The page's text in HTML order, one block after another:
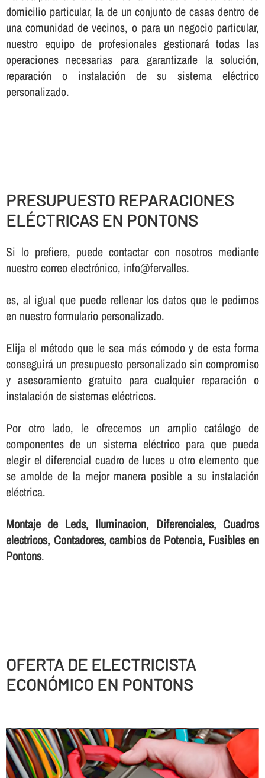
domicilio particular, la de un conjunto de casas dentro de
una comunidad de vecinos, o para un negocio particular,
nuestro equipo de profesionales gestionará todas las
operaciones necesarias para garantizarle la solución,
reparación o instalación de su sistema eléctrico
personalizado.
PRESUPUESTO REPARACIONES
ELÉCTRICAS EN PONTONS
Si lo prefiere, puede contactar con nosotros mediante
nuestro correo electrónico, info@fervalles.
es, al igual que puede rellenar los datos que le pedimos
en nuestro formulario personalizado.
Elija el método que le sea más cómodo y de esta forma
conseguirá un presupuesto personalizado sin compromiso
y asesoramiento gratuito para cualquier reparación o
instalación de sistemas eléctricos.
Por otro lado, le ofrecemos un amplio catálogo de
componentes de un sistema eléctrico para que pueda
elegir el diferencial cuadro de luces u otro elemento que
se amolde de la mejor manera posible a su instalación
eléctrica.
Montaje de Leds, Iluminacion, Diferenciales, Cuadros
electricos, Contadores, cambios de Potencia, Fusibles en
Pontons.
OFERTA DE ELECTRICISTA
ECONÓMICO EN PONTONS